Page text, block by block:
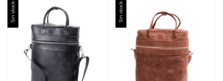
Sin stock Sin stock